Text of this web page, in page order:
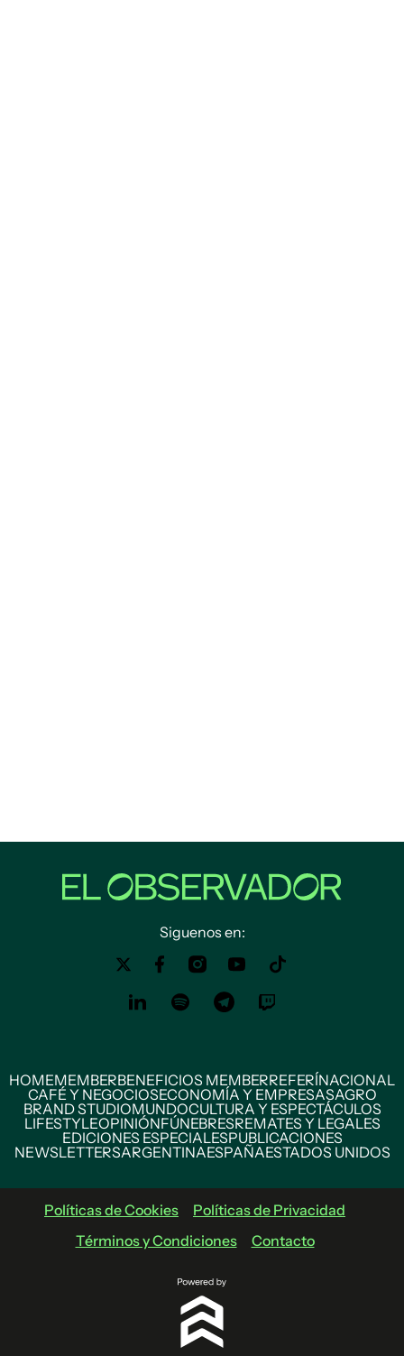
Siguenos en:
HOMEMEMBERBENEFICIOS MEMBERREFERÍNACIONAL
CAFÉ Y NEGOCIOSECONOMÍA Y EMPRESASAGRO
BRAND STUDIOMUNDOCULTURA Y ESPECTÁCULOS
LIFESTYLEOPINIÓNFÚNEBRESREMATES Y LEGALES
EDICIONES ESPECIALESPUBLICACIONES
NEWSLETTERSARGENTINAESPAÑAESTADOS UNIDOS
Políticas de Cookies
Políticas de Privacidad
Términos y Condiciones
Contacto